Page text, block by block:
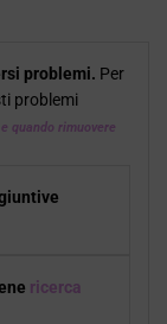
problemi. Per
problemi
quando rimuovere
ricerca